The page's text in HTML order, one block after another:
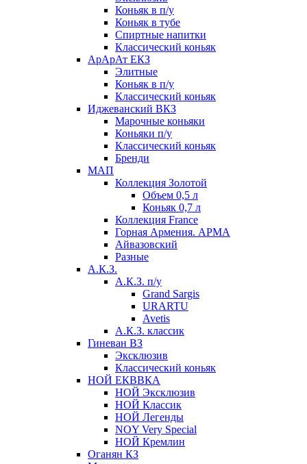
Коньяк в п/у
Коньяк в тубе
Спиртные напитки
Классический коньяк
АрАрАт ЕКЗ
Элитные
Коньяк в п/у
Классический коньяк
Иджеванский ВКЗ
Марочные коньяки
Коньяки п/у
Классический коньяк
Бренди
МАП
Коллекция Золотой
Объем 0,5 л
Коньяк 0,7 л
Коллекция France
Горная Армения. АРМА
Айвазовский
Разные
А.К.З.
А.К.З. п/у
Grand Sargis
URARTU
Avetis
А.К.З. классик
Гиневан ВЗ
Эксклюзив
Классический коньяк
НОЙ ЕКВВКА
НОЙ Эксклюзив
НОЙ Классик
НОЙ Легенды
NOY Very Speсial
НОЙ Кремлин
Оганян КЗ